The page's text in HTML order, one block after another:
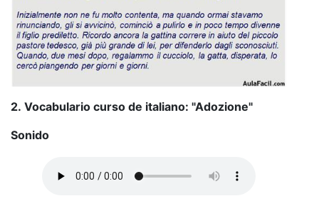
2. Vocabulario curso de italiano: "Adozione"
Sonido